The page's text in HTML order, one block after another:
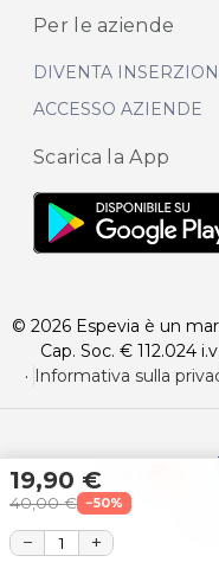
Per le aziende
DIVENTA
ACCESSO AZIENDE
Scarica la App
© 2026 Espevia è un
Cap. Soc. € 112.024
· Informativa sulla
19,90 €
40,00 € −50%
− +